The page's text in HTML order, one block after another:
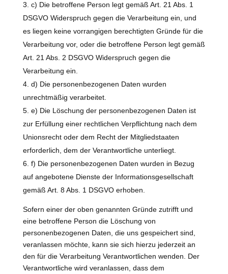
c) Die betroffene Person legt gemäß Art. 21 Abs. 1
DSGVO Widerspruch gegen die Verarbeitung ein, und
es liegen keine vorrangigen berechtigten Gründe für die
Verarbeitung vor, oder die betroffene Person legt gemäß
Art. 21 Abs. 2 DSGVO Widerspruch gegen die
Verarbeitung ein.
d) Die personenbezogenen Daten wurden
unrechtmäßig verarbeitet.
e) Die Löschung der personenbezogenen Daten ist
zur Erfüllung einer rechtlichen Verpflichtung nach dem
Unionsrecht oder dem Recht der Mitgliedstaaten
erforderlich, dem der Verantwortliche unterliegt.
f) Die personenbezogenen Daten wurden in Bezug
auf angebotene Dienste der Informationsgesellschaft
gemäß Art. 8 Abs. 1 DSGVO erhoben.
Sofern einer der oben genannten Gründe zutrifft und
eine betroffene Person die Löschung von
personenbezogenen Daten, die uns gespeichert sind,
veranlassen möchte, kann sie sich hierzu jederzeit an
den für die Verarbeitung Verantwortlichen wenden. Der
Verantwortliche wird veranlassen, dass dem